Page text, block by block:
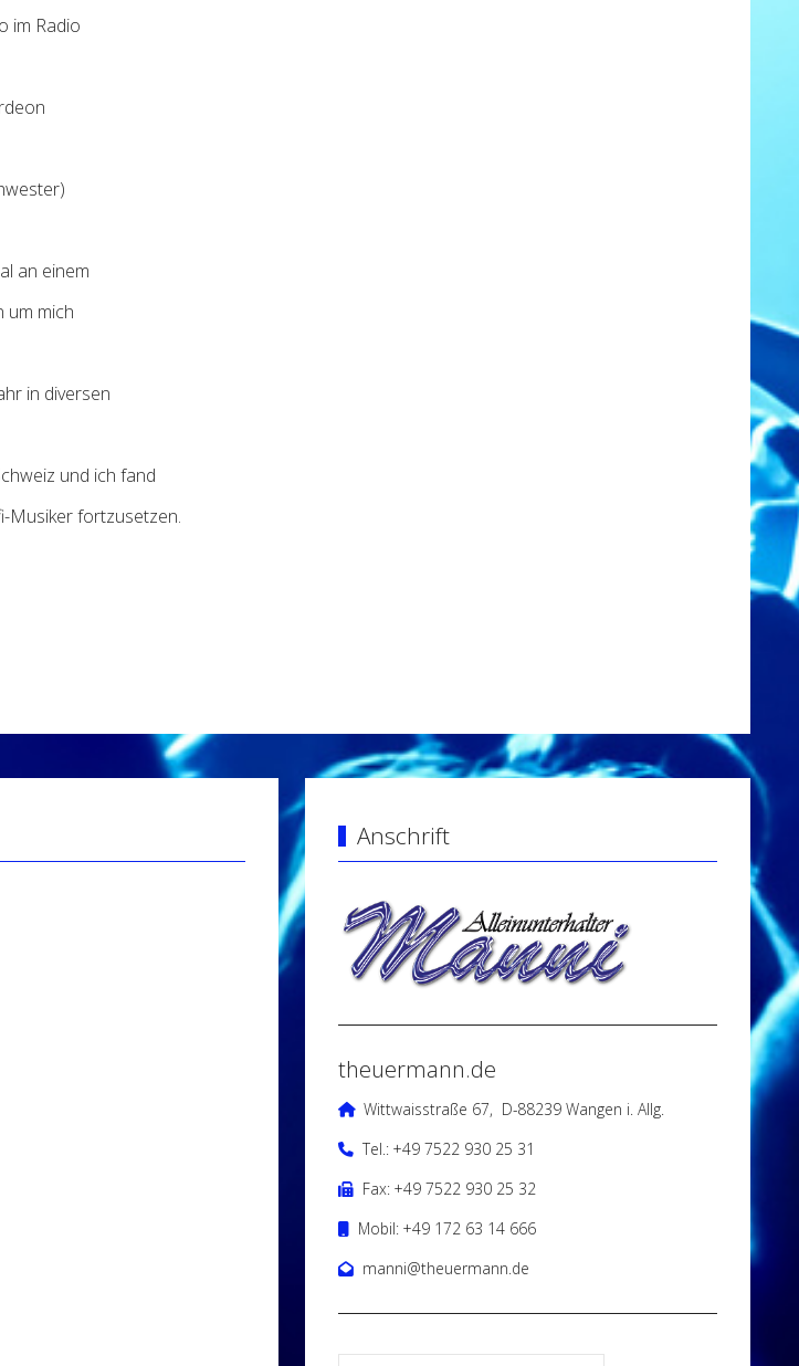
im Radio
an einem
um mich
in diversen
und ich fand
Musiker fortzusetzen.
Anschrift
theuermann.de
Wittwaisstraße 67, D-88239 Wangen i. Allg.
Tel.: +49 7522 930 25 31
Fax: +49 7522 930 25 32
Mobil: +49 172 63 14 666
manni@theuermann.de